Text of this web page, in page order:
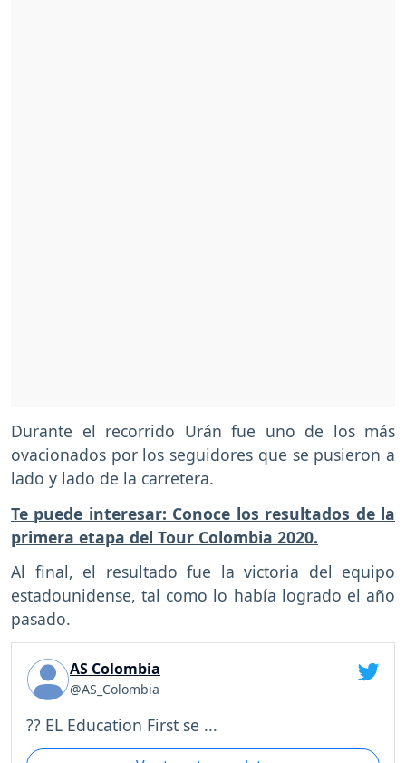
Durante el recorrido Urán fue uno de los más
ovacionados por los seguidores que se pusieron a
lado y lado de la carretera.
Te puede interesar: Conoce los resultados de la
primera etapa del Tour Colombia 2020.
Al final, el resultado fue la victoria del equipo
estadounidense, tal como lo había logrado el año
pasado.
AS Colombia
@AS_Colombia
?? EL Education First se ...